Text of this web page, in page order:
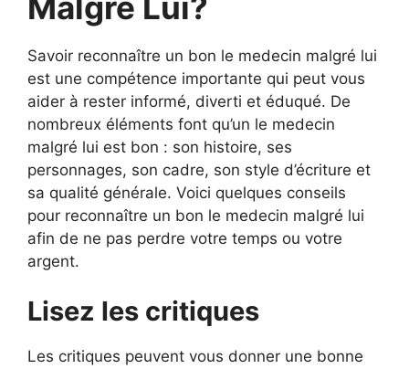
Savoir reconnaître un bon le medecin malgré lui
est une compétence importante qui peut vous
aider à rester informé, diverti et éduqué. De
nombreux éléments font qu’un le medecin
malgré lui est bon : son histoire, ses
personnages, son cadre, son style d’écriture et
sa qualité générale. Voici quelques conseils
pour reconnaître un bon le medecin malgré lui
afin de ne pas perdre votre temps ou votre
argent.
Lisez les critiques
Les critiques peuvent vous donner une bonne